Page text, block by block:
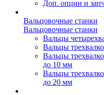
Доп. опции и
Вальцовочные станки
Вальцовочные станки
Вальцы
Вальцы
Вальцы
до 10 мм
Вальцы
до 20 мм